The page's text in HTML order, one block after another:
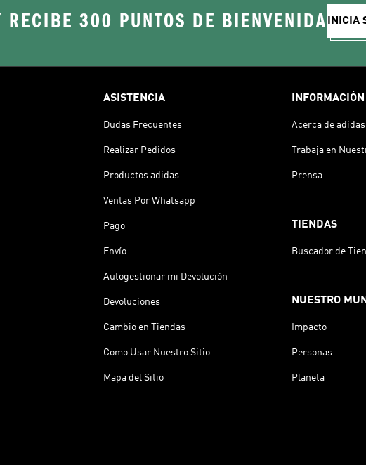
RECIBE 300 PUNTOS DE BIENVENIDA INICIA
ASISTENCIA
Dudas Frecuentes
Realizar Pedidos
Productos adidas
Ventas Por Whatsapp
Pago
Envío
Autogestionar mi Devolución
Devoluciones
Cambio en Tiendas
Como Usar Nuestro Sitio
Mapa del Sitio
Acerca de adidas
Trabaja en
Prensa
TIENDAS
Buscador de
NUESTRO
Impacto
Personas
Planeta